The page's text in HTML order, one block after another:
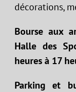
décorations,
Bourse aux
Halle des
heures à 17
Parking et